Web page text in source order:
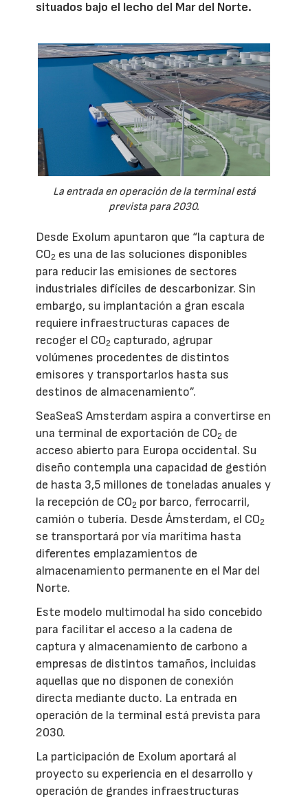
situados bajo el lecho del Mar del Norte.
La entrada en operación de la terminal está
prevista para 2030.
Desde Exolum apuntaron que “la captura de
CO2 es una de las soluciones disponibles
para reducir las emisiones de sectores
industriales difíciles de descarbonizar. Sin
embargo, su implantación a gran escala
requiere infraestructuras capaces de
recoger el CO2 capturado, agrupar
volúmenes procedentes de distintos
emisores y transportarlos hasta sus
destinos de almacenamiento”.
SeaSeaS Amsterdam aspira a convertirse en
una terminal de exportación de CO2 de
acceso abierto para Europa occidental. Su
diseño contempla una capacidad de gestión
de hasta 3,5 millones de toneladas anuales y
la recepción de CO2 por barco, ferrocarril,
camión o tubería. Desde Ámsterdam, el CO2
se transportará por vía marítima hasta
diferentes emplazamientos de
almacenamiento permanente en el Mar del
Norte.
Este modelo multimodal ha sido concebido
para facilitar el acceso a la cadena de
captura y almacenamiento de carbono a
empresas de distintos tamaños, incluidas
aquellas que no disponen de conexión
directa mediante ducto. La entrada en
operación de la terminal está prevista para
2030.
La participación de Exolum aportará al
proyecto su experiencia en el desarrollo y
operación de grandes infraestructuras